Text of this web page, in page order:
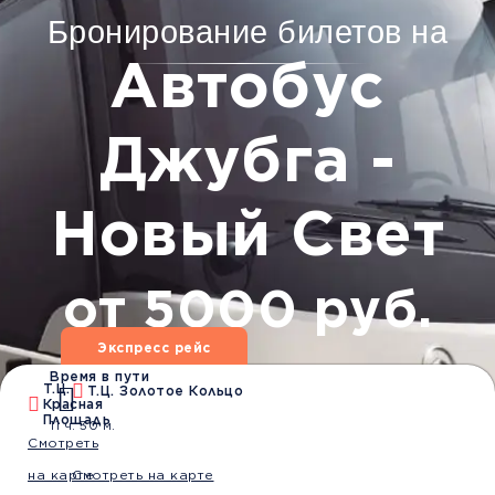
Бронирование билетов на
Автобус
Джубга -
Новый Свет
от 5000 руб.
Дата
Экспресс рейс
Т.Ц.
Красная
Площадь
Смотреть
на карте
Время в пути
11 ч. 30 м.
Т.Ц. Золотое Кольцо
Смотреть на карте